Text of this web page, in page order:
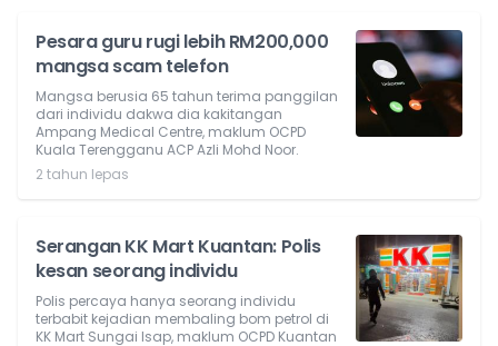
Pesara guru rugi lebih RM200,000
mangsa scam telefon
Mangsa berusia 65 tahun terima panggilan
dari individu dakwa dia kakitangan
Ampang Medical Centre, maklum OCPD
Kuala Terengganu ACP Azli Mohd Noor.
2 tahun lepas
Serangan KK Mart Kuantan: Polis
kesan seorang individu
Polis percaya hanya seorang individu
terbabit kejadian membaling bom petrol di
KK Mart Sungai Isap, maklum OCPD Kuantan